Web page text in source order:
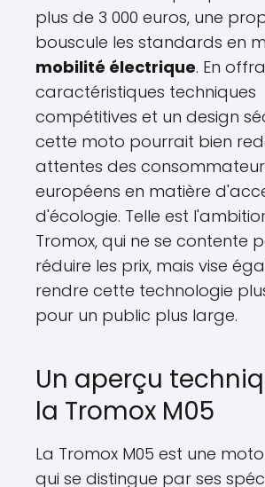
plus de 3 000 euros, une
bouscule les standards en
mobilité électrique. En
caractéristiques techniques
compétitives et un design
cette moto pourrait bien
attentes des
européens en matière
d'écologie. Telle est
Tromox, qui ne se contente
réduire les prix, mais vise
rendre cette technologie
pour un public plus large.
Un aperçu
la Tromox M05
La Tromox M05 est une
qui se distingue par ses